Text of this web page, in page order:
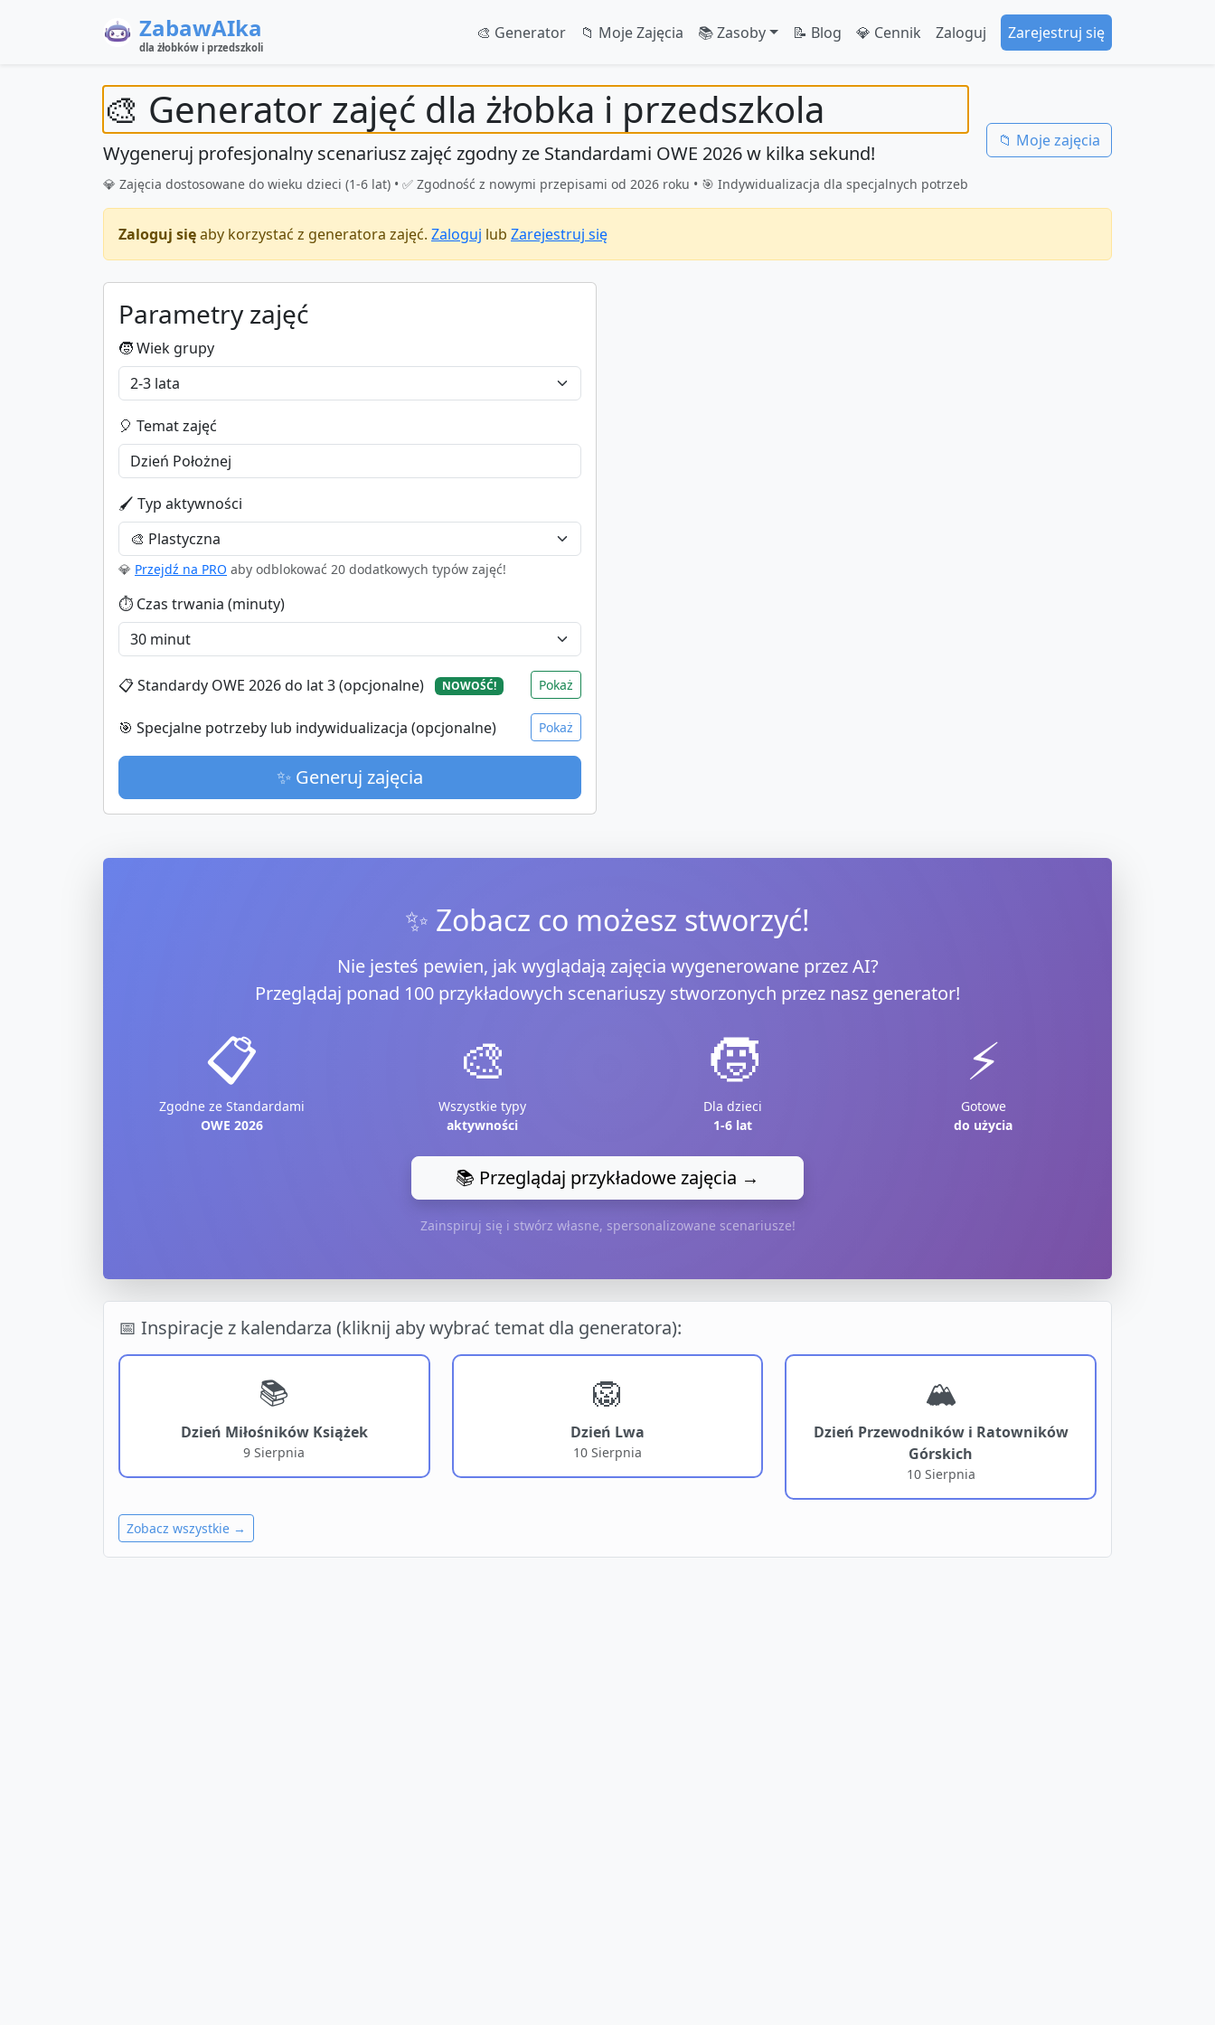
ZabawAIka
dla żłobków i przedszkoli
🎨 Generator 📁 Moje Zajęcia 📚 Zasoby 📝 Blog 💎 Cennik Zaloguj Zarejestruj się
🎨 Generator zajęć dla żłobka i przedszkola
Wygeneruj profesjonalny scenariusz zajęć zgodny ze Standardami OWE 2026w kilka sekund!
💎 Zajęcia dostosowane do wieku dzieci (1-6 lat) • ✅ Zgodność z nowymi przepisami od 2026 roku • 🎯 Indywidualizacja dla specjalnych potrzeb
📁 Moje zajęcia
Zaloguj sięaby korzystać z generatora zajęć. Zaloguj lub Zarejestruj się
Parametry zajęć
🧒 Wiek grupy
🎈 Temat zajęć
🖌️ Typ aktywności
💎 Przejdź na PRO aby odblokować 20 dodatkowych typów zajęć!
⏱️ Czas trwania (minuty)
📋 Standardy OWE 2026 do lat 3 (opcjonalne) NOWOŚĆ! Pokaż
🎯 Specjalne potrzeby lub indywidualizacja (opcjonalne) Pokaż
✨ Generuj zajęcia
✨ Zobacz co możesz stworzyć!
Nie jesteś pewien, jak wyglądają zajęcia wygenerowane przez AI?
Przeglądaj ponad 100 przykładowych scenariuszy stworzonych przez nasz generator!
📋
Zgodne ze Standardami
OWE 2026
🎨
Wszystkie typy
aktywności
🧒
Dla dzieci
1-6 lat
⚡
Gotowe
do użycia
📚 Przeglądaj przykładowe zajęcia →
Zainspiruj się i stwórz własne, spersonalizowane scenariusze!
📅 Inspiracje z kalendarza (kliknij aby wybrać temat dla generatora):
📚
Dzień Miłośników Książek
9 Sierpnia
🦁
Dzień Lwa
10 Sierpnia
🏔️
Dzień Przewodników i Ratowników
Górskich
10 Sierpnia
Zobacz wszystkie →